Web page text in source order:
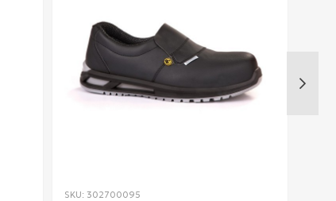
SKU: 302700095